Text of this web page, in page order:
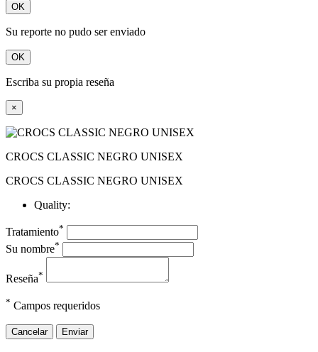
OK
Su reporte no pudo ser enviado
OK
Escriba su propia reseña
×
CROCS CLASSIC NEGRO UNISEX
CROCS CLASSIC NEGRO UNISEX
Quality:
Tratamiento*
Su nombre*
Reseña*
* Campos requeridos
Cancelar Enviar